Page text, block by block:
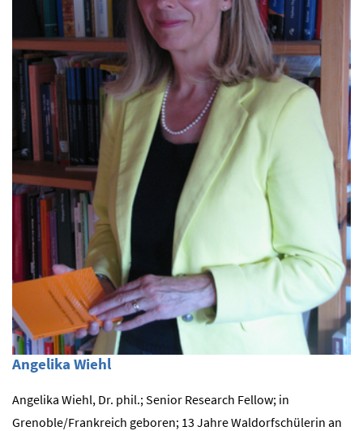
Angelika Wiehl
Angelika Wiehl, Dr. phil.; Senior Research Fellow; in
Grenoble/Frankreich geboren; 13 Jahre Waldorfschülerin an